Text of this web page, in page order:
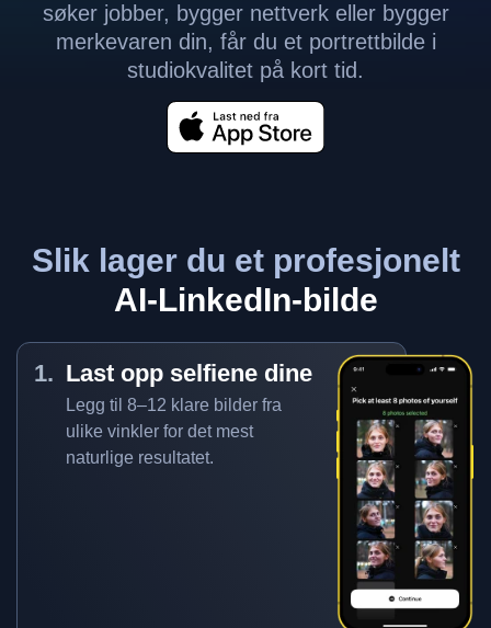
søker jobber, bygger nettverk eller bygger
merkevaren din, får du et portrettbilde i
studiokvalitet på kort tid.
Slik lager du et profesjonelt
AI-LinkedIn-bilde
Last opp selfiene dine
Legg til 8–12 klare bilder fra
ulike vinkler for det mest
naturlige resultatet.